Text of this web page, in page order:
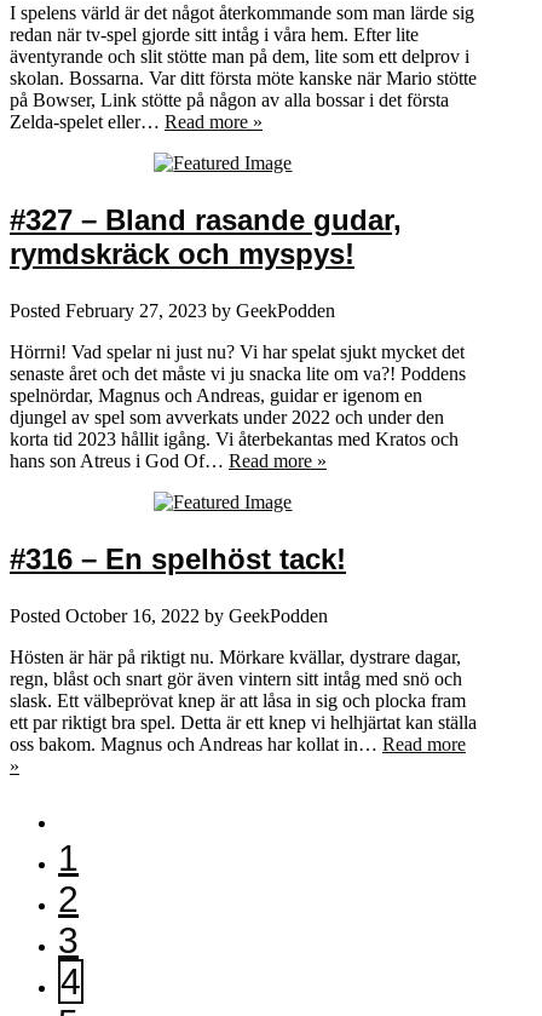
I spelens värld är det något återkommande som man lärde sig
redan när tv-spel gjorde sitt intåg i våra hem. Efter lite
äventyrande och slit stötte man på dem, lite som ett delprov i
skolan. Bossarna. Var ditt första möte kanske när Mario stötte
på Bowser, Link stötte på någon av alla bossar i det första
Zelda-spelet eller… Read more »
#327 – Bland rasande gudar,
rymdskräck och myspys!
Posted February 27, 2023 by GeekPodden
Hörrni! Vad spelar ni just nu? Vi har spelat sjukt mycket det
senaste året och det måste vi ju snacka lite om va?! Poddens
spelnördar, Magnus och Andreas, guidar er igenom en
djungel av spel som avverkats under 2022 och under den
korta tid 2023 hållit igång. Vi återbekantas med Kratos och
hans son Atreus i God Of… Read more »
#316 – En spelhöst tack!
Posted October 16, 2022 by GeekPodden
Hösten är här på riktigt nu. Mörkare kvällar, dystrare dagar,
regn, blåst och snart gör även vintern sitt intåg med snö och
slask. Ett välbeprövat knep är att låsa in sig och plocka fram
ett par riktigt bra spel. Detta är ett knep vi helhjärtat kan ställa
oss bakom. Magnus och Andreas har kollat in… Read more
»
1
2
3
4